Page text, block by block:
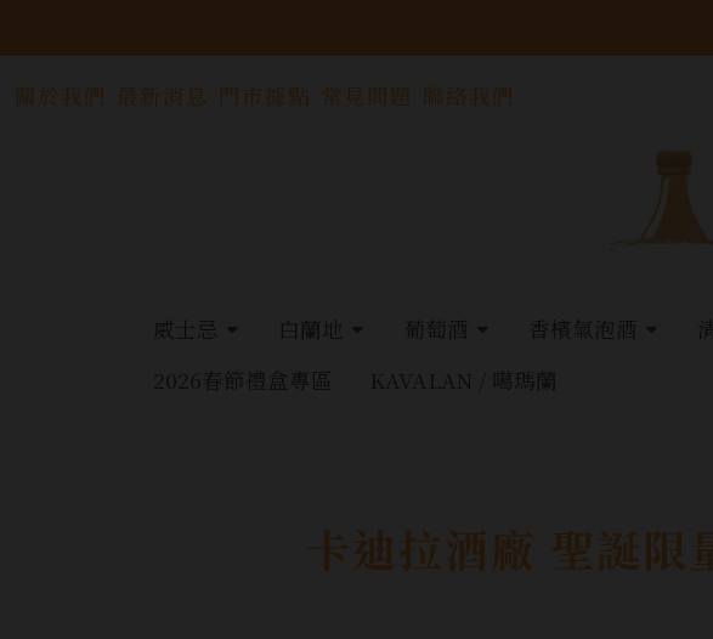
關於我們 最新消息 門市據點 常見問題 聯絡我們
威士忌 白蘭地 葡萄酒 香檳氣泡酒
2026春節禮盒專區
KAVALAN / 噶瑪蘭
卡迪拉酒廠 聖誕